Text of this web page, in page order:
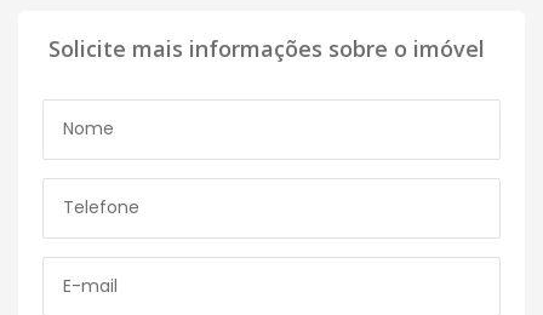
Solicite mais informações sobre o imóvel